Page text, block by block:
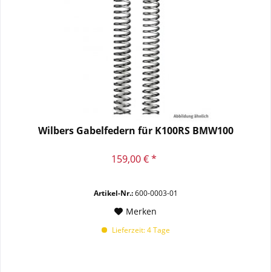
Wilbers Gabelfedern für K100RS BMW100
159,00 € *
Artikel-Nr.:600-0003-01
Merken
Lieferzeit: 4 Tage